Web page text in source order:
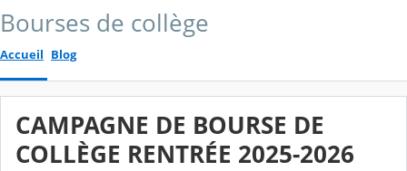
Bourses de collège
Accueil Blog
CAMPAGNE DE BOURSE DE
COLLÈGE RENTRÉE 2025-2026